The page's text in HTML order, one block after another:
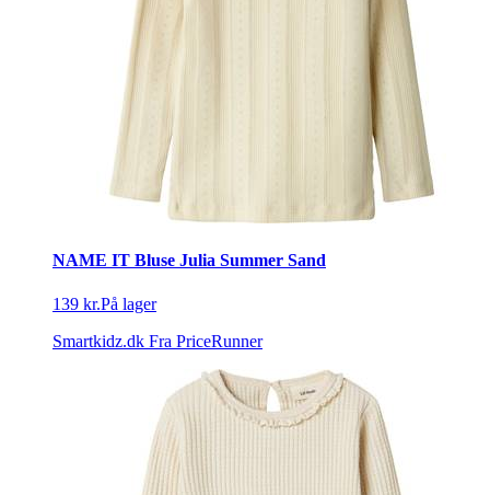
NAME IT Bluse Julia Summer Sand
139 kr.På lager
Smartkidz.dk Fra PriceRunner